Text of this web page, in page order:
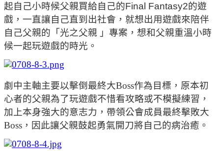
起自己小時候父親買給自己的Final Fantasy2的遊
戲，一直讓自己直到出社會，就想出用遊戲來陪伴
自己父親的 「光之父親 」專案，想和父親重溫小時
候一起玩遊戲的時光。
劇中主軸主要以擊倒最終大Boss作為目標，原本初
心者的父親為了玩遊戲不惜看攻略或不模擬練習，
加上本身強大的意志力，帶領公會成員最終擊敗大
Boss，因此讓父親鼓起勇氣開刀將自己的病治癒。